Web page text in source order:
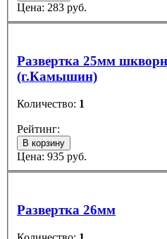
Цена: 283 руб.
Развертка 25мм
(г.Камышин)
Количество: 1
Рейтинг:
В корзину
Цена: 935 руб.
Развертка 26мм